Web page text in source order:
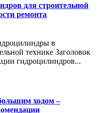
для строительной
ремонта
в
технике Заголовок
гидроцилиндров...
ходом –